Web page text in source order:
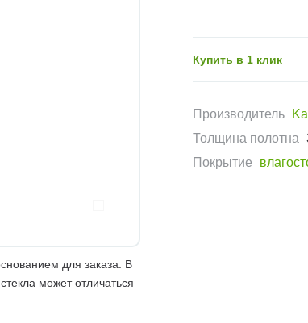
для заказа. В
может отличаться
Купить в 1 клик
Производитель
Толщина полотна
Покрытие